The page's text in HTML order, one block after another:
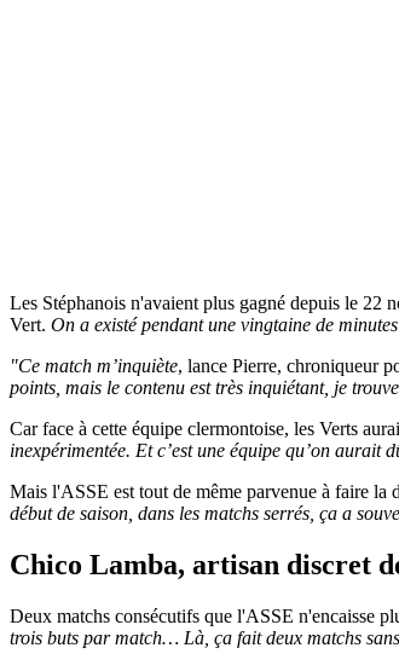
Les Stéphanois n'avaient plus gagné depuis le 22
Vert. On a existé pendant une vingtaine de
"Ce match m’inquiète, lance Pierre, chroniqueur
points, mais le contenu est très inquiétant, je
Car face à cette équipe clermontoise, les Verts
inexpérimentée. Et c’est une équipe qu’on aurait
Mais l'ASSE est tout de même parvenue à faire la
début de saison, dans les matchs serrés, ça a
Chico Lamba, artisan discret
Deux matchs consécutifs que l'ASSE n'encaisse
trois buts par match… Là, ça fait deux matchs